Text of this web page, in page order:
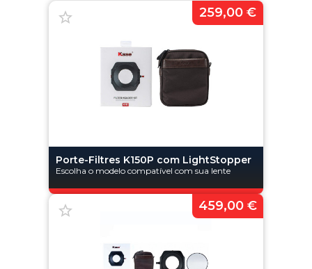
Porte-Filtres K150P com LightStopper
Escolha o modelo compatível com sua lente
259,00 €
459,00 €